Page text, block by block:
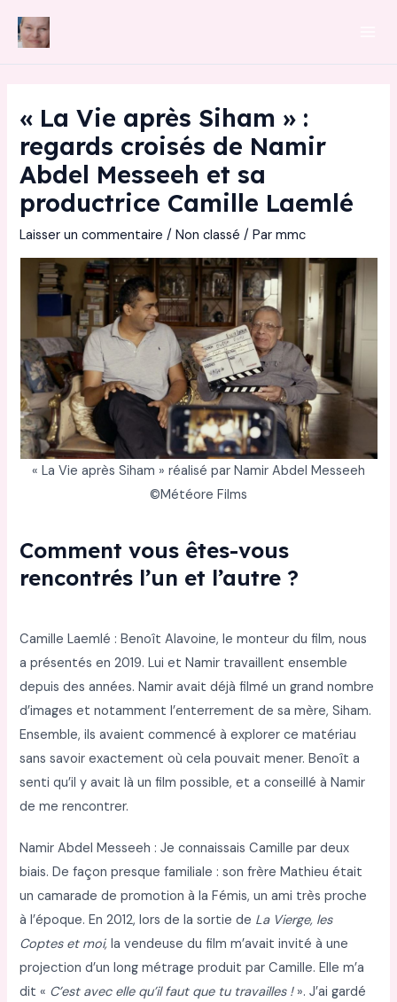
« La Vie après Siham » :
regards croisés de Namir
Abdel Messeeh et sa
productrice Camille Laemlé
Laisser un commentaire /Non classé / Parmmc
« La Vie après Siham » réalisé par Namir Abdel Messeeh
©Météore Films
Comment vous êtes-vous
rencontrés l’un et l’autre ?
Camille Laemlé : Benoît Alavoine, le monteur du film, nous
a présentés en 2019. Lui et Namir travaillent ensemble
depuis des années. Namir avait déjà filmé un grand nombre
d’images et notamment l’enterrement de sa mère, Siham.
Ensemble, ils avaient commencé à explorer ce matériau
sans savoir exactement où cela pouvait mener. Benoît a
senti qu’il y avait là un film possible, et a conseillé à Namir
de me rencontrer.
Namir Abdel Messeeh : Je connaissais Camille par deux
biais. De façon presque familiale : son frère Mathieu était
un camarade de promotion à la Fémis, un ami très proche
à l’époque. En 2012, lors de la sortie de La Vierge, les
Coptes et moi, la vendeuse du film m’avait invité à une
projection d’un long métrage produit par Camille. Elle m’a
dit « C’est avec elle qu’il faut que tu travailles !». J’ai gardé